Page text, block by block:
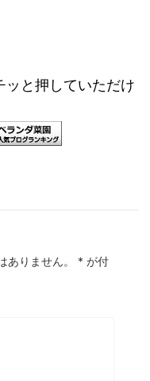
ッと押していただけ
ありません。 * が付